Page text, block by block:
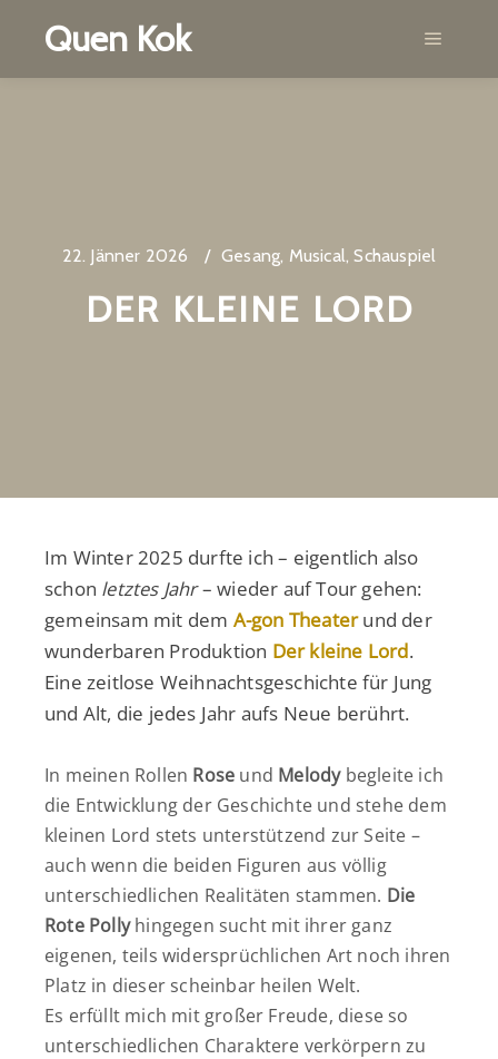
Quen Kok
22. Jänner 2026 Gesang, Musical,Schauspiel
DER KLEINE LORD
Im Winter 2025 durfte ich – eigentlich also
schon letztes Jahr– wieder auf Tour gehen:
gemeinsam mit dem A-gon Theaterund der
wunderbaren Produktion Der kleine Lord.
Eine zeitlose Weihnachtsgeschichte für Jung
und Alt, die jedes Jahr aufs Neue berührt.
In meinen Rollen Rose und Melodybegleite ich
die Entwicklung der Geschichte und stehe dem
kleinen Lord stets unterstützend zur Seite –
auch wenn die beiden Figuren aus völlig
unterschiedlichen Realitäten stammen. Die
Rote Pollyhingegen sucht mit ihrer ganz
eigenen, teils widersprüchlichen Art noch ihren
Platz in dieser scheinbar heilen Welt.
Es erfüllt mich mit großer Freude, diese so
unterschiedlichen Charaktere verkörpern zu